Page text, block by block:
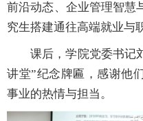
前沿动态、企业管理智慧
究生搭建通往高端就业与
课后，学院党委书记
讲堂”纪念牌匾，感谢他
事业的热情与担当。